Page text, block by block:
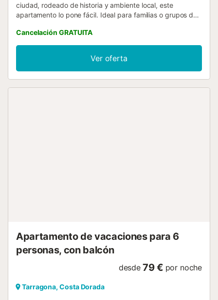
ciudad, rodeado de historia y ambiente local, este
apartamento lo pone fácil. Ideal para familias o grupos de
dentro. El alojamiento cuenta con 2 habitaciones y un salón
con espacio adicional para dormir, ofreciendo una
distribución cómoda para el día a día. Es un piso acogedor
y funcional, pensado para descansar después de recorrer
las calles del casco antiguo. Dispone de WiFi y todo lo
Cancelación GRATUITA
Ver oferta
Apartamento de vacaciones para 6
personas, con balcón
desde 79 € por noche
Tarragona, Costa Dorada